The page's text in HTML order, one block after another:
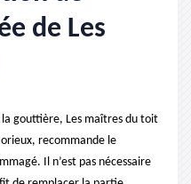
de Les
gouttière, Les maîtres du toit
recommande le
Il n’est pas nécessaire